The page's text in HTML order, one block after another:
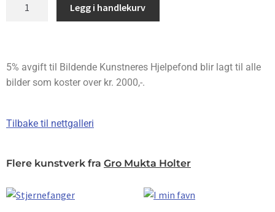
Legg i handlekurv
5% avgift til Bildende Kunstneres Hjelpefond blir lagt til alle
bilder som koster over kr. 2000,-.
Tilbake til nettgalleri
Flere kunstverk fra Gro Mukta Holter